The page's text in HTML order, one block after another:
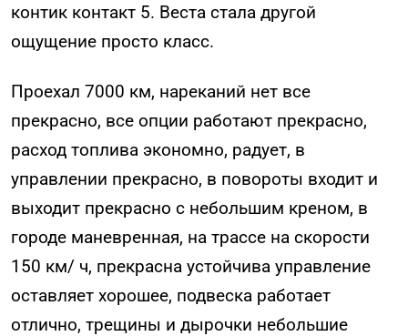
контик контакт 5. Веста стала другой
ощущение просто класс.
Проехал 7000 км, нареканий нет все
прекрасно, все опции работают прекрасно,
расход топлива экономно, радует, в
управлении прекрасно, в повороты входит и
выходит прекрасно с небольшим креном, в
городе маневренная, на трассе на скорости
150 км/ ч, прекрасна устойчива управление
оставляет хорошее, подвеска работает
отлично, трещины и дырочки небольшие